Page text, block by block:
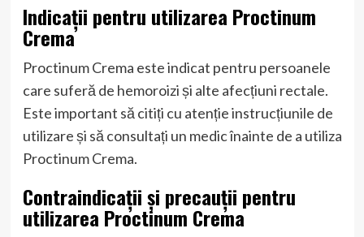
Indicații pentru utilizarea Proctinum
Crema
Proctinum Crema este indicat pentru persoanele
care suferă de hemoroizi și alte afecțiuni rectale.
Este important să citiți cu atenție instrucțiunile de
utilizare și să consultați un medic înainte de a utiliza
Proctinum Crema.
Contraindicații și precauții pentru
utilizarea Proctinum Crema